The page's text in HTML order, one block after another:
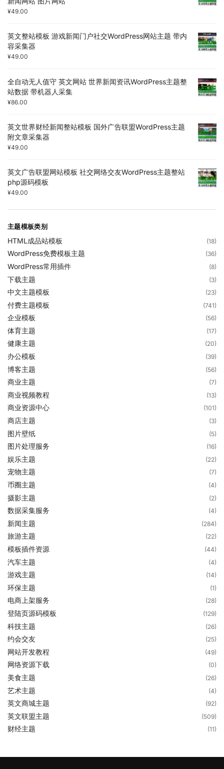
¥49.00
英文整站模板 游戏新闻门户社交WordPress网站主题 带内
容采集器
¥49.00
全自动无人值守 英文网站 世界新闻资讯WordPress主题整
站数据 带机器人采集
¥86.00
英文世界财经新闻整站模板 国外广告联盟WordPress主题
附文章采集器
¥49.00
英文广告联盟网站模板 社交网络交友WordPress主题整站
php源码模板
¥49.00
主题模板类别
HTML成品站模板 (18)
WordPress免费模板主题 (36)
WordPress常用插件 (8)
下载主题 (3)
中文主题模板 (23)
付费主题模板 (741)
企业模板 (56)
体育主题 (17)
健康主题 (20)
办公模板 (39)
博客主题 (56)
商业主题 (7)
商业视频教程 (13)
商业资源中心 (101)
商店主题 (3)
图片壁纸 (5)
图片处理服务 (16)
娱乐主题 (22)
宠物主题 (7)
币圈主题 (4)
摄影主题 (2)
数据采集服务 (4)
新闻主题 (284)
旅游主题 (22)
模板插件资源 (44)
汽车主题 (4)
游戏主题 (14)
环保主题 (1)
电商上架服务 (28)
登陆页源码模板 (129)
科技主题 (26)
约会交友 (25)
网站开发教程 (49)
网络资源下载 (0)
美食主题 (26)
艺术主题 (4)
英文商城主题 (92)
英文联盟主题 (509)
财经主题 (11)